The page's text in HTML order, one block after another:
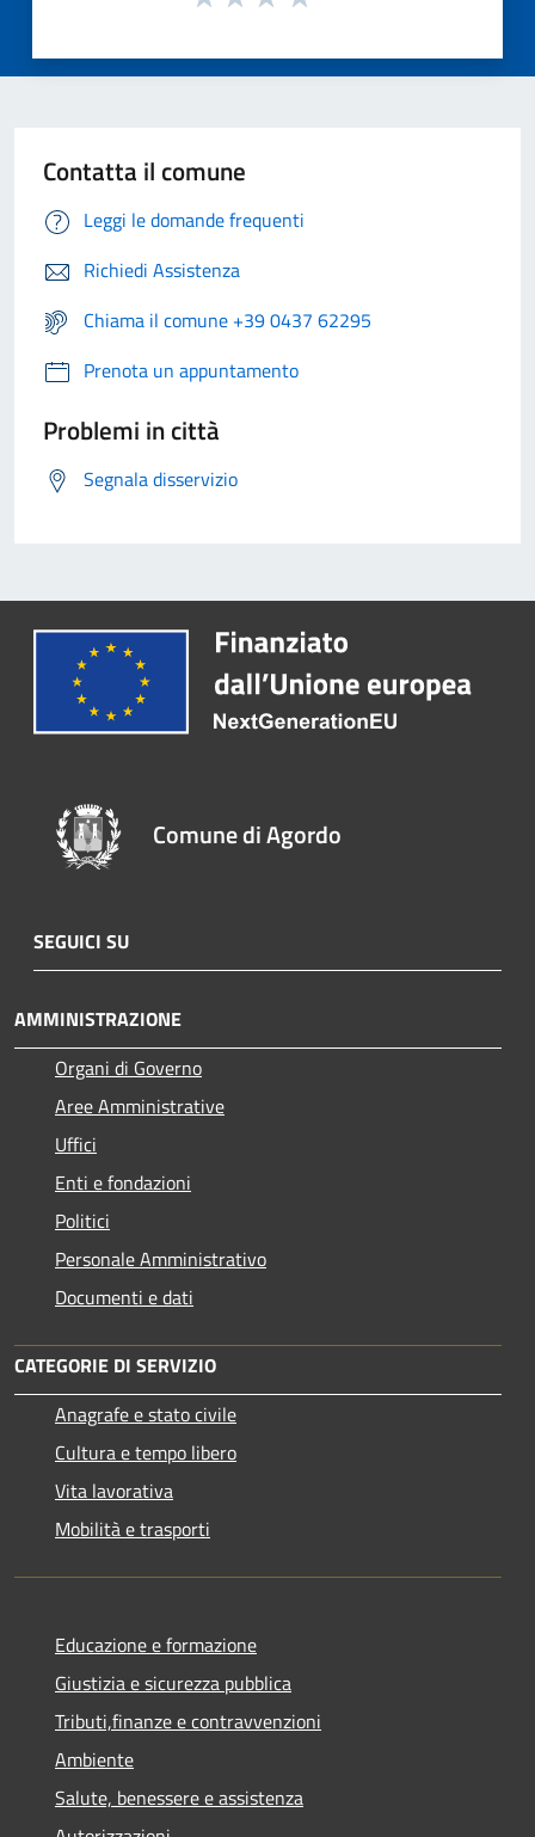
Contatta il comune
Leggi le domande frequenti
Richiedi Assistenza
Chiama il comune +39 0437 62295
Prenota un appuntamento
Problemi in città
Segnala disservizio
Comune di Agordo
SEGUICI SU
AMMINISTRAZIONE
Organi di Governo
Aree Amministrative
Uffici
Enti e fondazioni
Politici
Personale Amministrativo
Documenti e dati
CATEGORIE DI SERVIZIO
Anagrafe e stato civile
Cultura e tempo libero
Vita lavorativa
Mobilità e trasporti
Educazione e formazione
Giustizia e sicurezza pubblica
Tributi,finanze e contravvenzioni
Ambiente
Salute, benessere e assistenza